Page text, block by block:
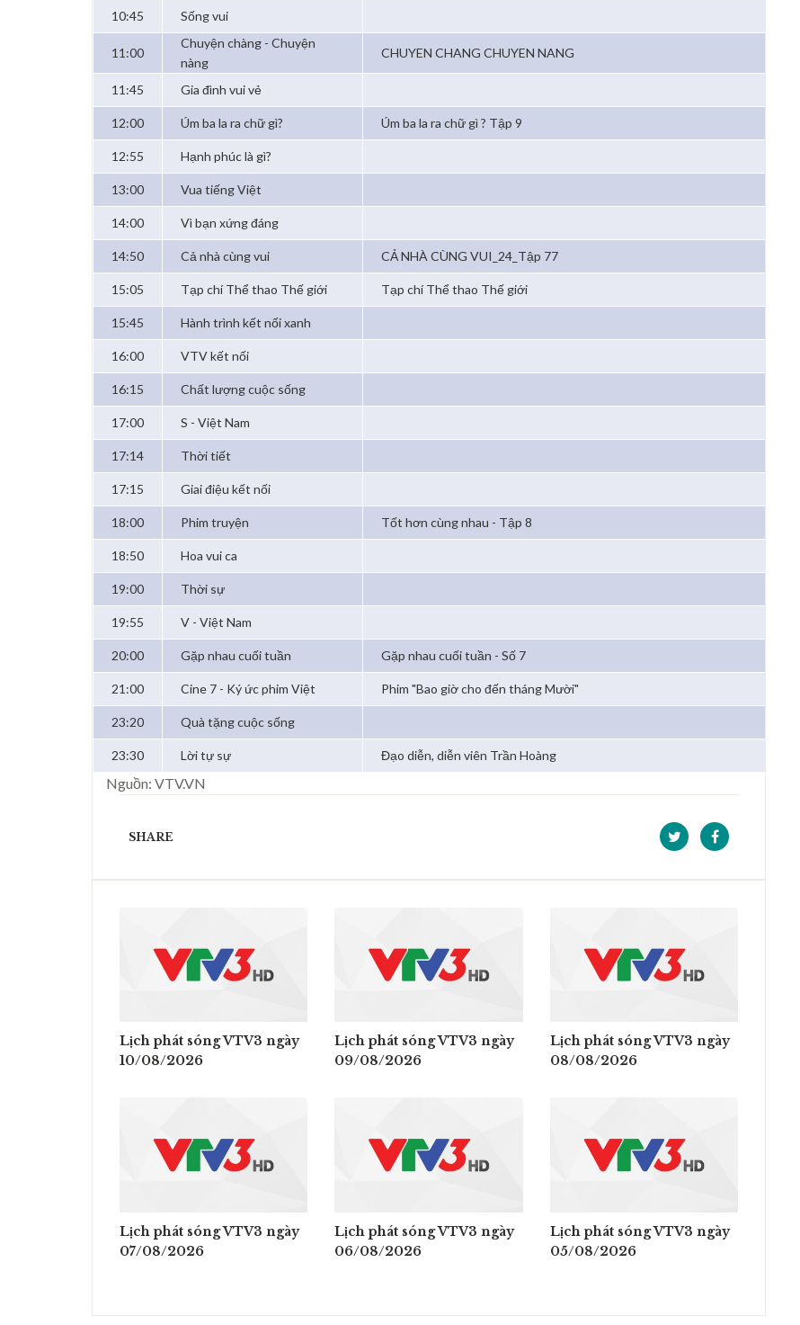
10:45 Sống vui
11:00
Chuyện chàng - Chuyện
nàng
CHUYEN CHANG CHUYEN NANG
11:45 Gia đình vui vẻ
12:00 Úm ba la ra chữ gì? Úm ba la ra chữ gì ? Tập 9
12:55 Hạnh phúc là gì?
13:00 Vua tiếng Việt
14:00 Vì bạn xứng đáng
14:50 Cả nhà cùng vui CẢ NHÀ CÙNG VUI_24_Tập 77
15:05 Tạp chí Thể thao Thế giới Tạp chí Thể thao Thế giới
15:45 Hành trình kết nối xanh
16:00 VTV kết nối
16:15 Chất lượng cuộc sống
17:00 S - Việt Nam
17:14 Thời tiết
17:15 Giai điệu kết nối
18:00 Phim truyện Tốt hơn cùng nhau - Tập 8
18:50 Hoa vui ca
19:00 Thời sự
19:55 V - Việt Nam
20:00 Gặp nhau cuối tuần Gặp nhau cuối tuần - Số 7
21:00 Cine 7 - Ký ức phim Việt Phim "Bao giờ cho đến tháng Mười"
23:20 Quà tặng cuộc sống
23:30 Lời tự sự Đạo diễn, diễn viên Trần Hoàng
Nguồn: VTV.VN
SHARE
Lịch phát sóng VTV3 ngày
10/08/2026
Lịch phát sóng VTV3 ngày
09/08/2026
Lịch phát sóng VTV3 ngày
08/08/2026
Lịch phát sóng VTV3 ngày
07/08/2026
Lịch phát sóng VTV3 ngày
06/08/2026
Lịch phát sóng VTV3 ngày
05/08/2026